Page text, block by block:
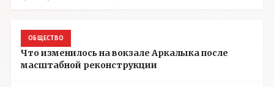
ОБЩЕСТВО
Что изменилось на вокзале Аркалыка после
масштабной реконструкции